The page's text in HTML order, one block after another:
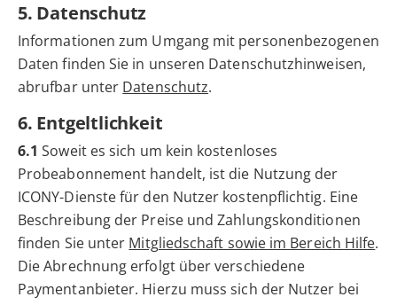
5. Datenschutz
Informationen zum Umgang mit personenbezogenen
Daten finden Sie in unseren Datenschutzhinweisen,
abrufbar unter Datenschutz.
6. Entgeltlichkeit
6.1 Soweit es sich um kein kostenloses
Probeabonnement handelt, ist die Nutzung der
ICONY-Dienste für den Nutzer kostenpflichtig. Eine
Beschreibung der Preise und Zahlungskonditionen
finden Sie unter Mitgliedschaft sowie im Bereich Hilfe.
Die Abrechnung erfolgt über verschiedene
Paymentanbieter. Hierzu muss sich der Nutzer bei